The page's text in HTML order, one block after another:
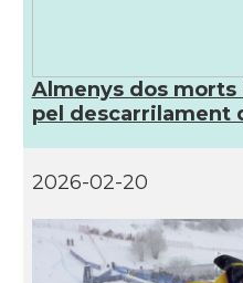
Almenys dos
pel descarrilament
2026-02-20